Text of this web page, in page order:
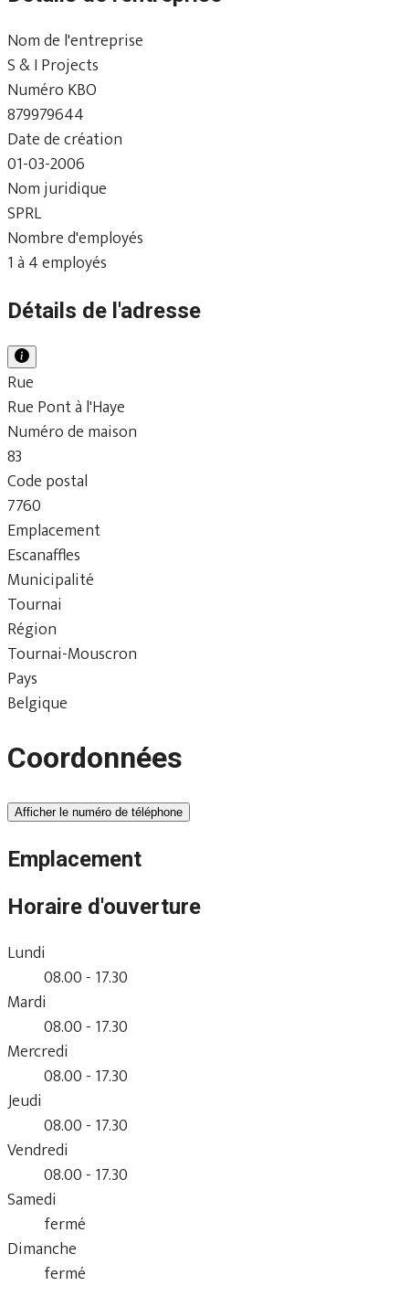
Nom de l'entreprise
S & I Projects
Numéro KBO
879979644
Date de création
01-03-2006
Nom juridique
SPRL
Nombre d'employés
1 à 4 employés
Détails de l'adresse
Rue
Rue Pont à l'Haye
Numéro de maison
83
Code postal
7760
Emplacement
Escanaffles
Municipalité
Tournai
Région
Tournai-Mouscron
Pays
Belgique
Coordonnées
Afficher le numéro de téléphone
Emplacement
Horaire d'ouverture
Lundi
08.00 - 17.30
Mardi
08.00 - 17.30
Mercredi
08.00 - 17.30
Jeudi
08.00 - 17.30
Vendredi
08.00 - 17.30
Samedi
fermé
Dimanche
fermé